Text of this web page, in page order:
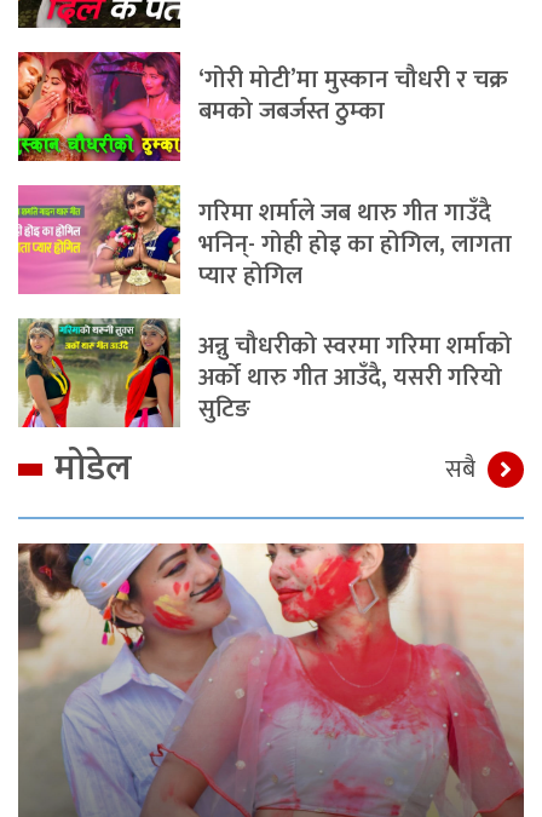
‘गोरी मोटी’मा मुस्कान चौधरी र चक्र
बमको जबर्जस्त ठुम्का
गरिमा शर्माले जब थारु गीत गाउँदै
भनिन्- गोही होइ का होगिल, लागता
प्यार होगिल
अन्नु चौधरीको स्वरमा गरिमा शर्माको
अर्को थारु गीत आउँदै, यसरी गरियो
सुटिङ
मोडेल सबै